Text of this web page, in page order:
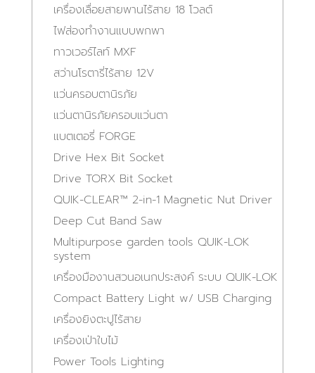
เครื่องเลื่อยสายพานไร้สาย 18 โวลต์
ไฟส่องทำงานแบบพกพา
ทาวเวอร์ไลท์ MXF
สว่านโรตารี่ไร้สาย 12V
แว่นครอบตานิรภัย
แว่นตานิรภัยครอบแว่นตา
แบตเตอรี่ FORGE
Drive Hex Bit Socket
Drive TORX Bit Socket
QUIK-CLEAR™ 2-in-1 Magnetic Nut Driver
Deep Cut Band Saw
Multipurpose garden tools QUIK-LOK
system
เครื่องมืองานสวนอเนกประสงค์ ระบบ QUIK-LOK
Compact Battery Light w/ USB Charging
เครื่องยิงตะปูไร้สาย
เครื่องเป่าใบไม้
Power Tools Lighting